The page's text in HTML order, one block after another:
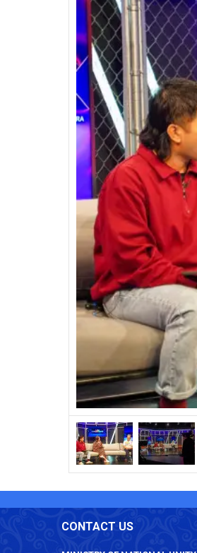
CONTACT US